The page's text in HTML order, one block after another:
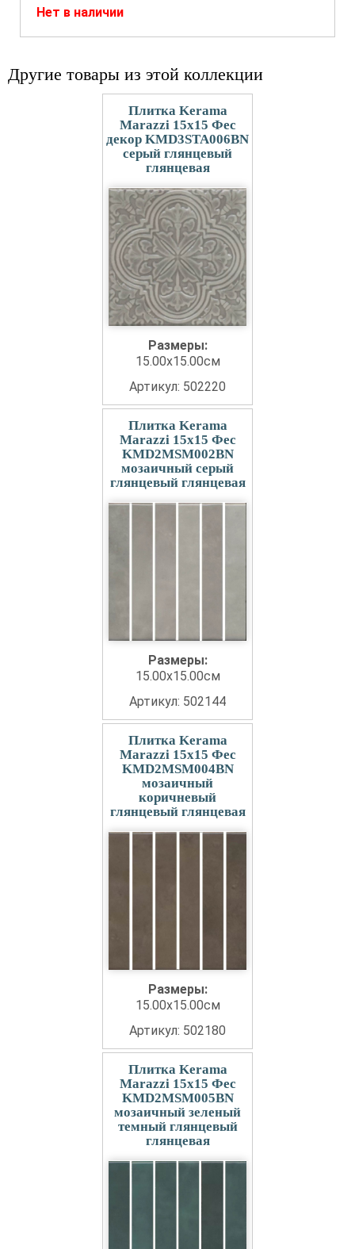
Нет в наличии
Другие товары из этой коллекции
Плитка Kerama
Marazzi 15x15 Фес
декор KMD3STA006BN
серый глянцевый
глянцевая
Размеры:
15.00x15.00см
Артикул: 502220
Плитка Kerama
Marazzi 15x15 Фес
KMD2MSM002BN
мозаичный серый
глянцевый глянцевая
Размеры:
15.00x15.00см
Артикул: 502144
Плитка Kerama
Marazzi 15x15 Фес
KMD2MSM004BN
мозаичный
коричневый
глянцевый глянцевая
Размеры:
15.00x15.00см
Артикул: 502180
Плитка Kerama
Marazzi 15x15 Фес
KMD2MSM005BN
мозаичный зеленый
темный глянцевый
глянцевая